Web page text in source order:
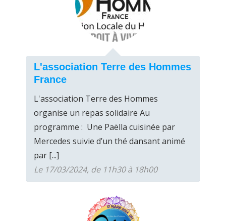
L'association Terre des Hommes
France
L'association Terre des Hommes
organise un repas solidaire Au
programme : Une Paëlla cuisinée par
Mercedes suivie d’un thé dansant animé
par [...]
Le 17/03/2024, de 11h30 à 18h00